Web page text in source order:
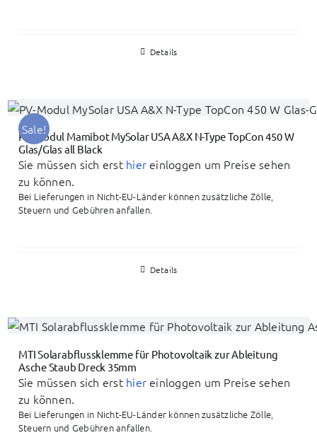
Details
Sale!
PV-Modul Mamibot MySolar USA A&X N-Type TopCon 450 W
Glas/Glas all Black
Sie müssen sich erst hier einloggen um Preise sehen
zu können.
Bei Lieferungen in Nicht-EU-Länder können zusätzliche Zölle,
Steuern und Gebühren anfallen.
Details
MTI Solarabflussklemme für Photovoltaik zur Ableitung
Asche Staub Dreck 35mm
Sie müssen sich erst hier einloggen um Preise sehen
zu können.
Bei Lieferungen in Nicht-EU-Länder können zusätzliche Zölle,
Steuern und Gebühren anfallen.